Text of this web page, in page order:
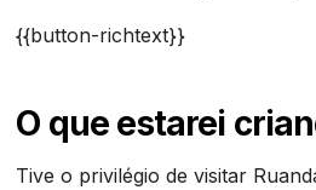
{{button-richtext}}
O que estarei
Tive o privilégio de visitar